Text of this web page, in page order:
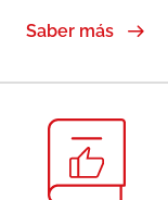
Saber más